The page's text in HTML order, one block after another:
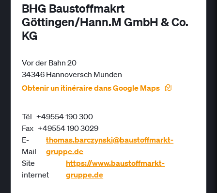
BHG Baustoffmakrt
Göttingen/Hann.M GmbH & Co.
KG
Vor der Bahn 20
34346 Hannoversch Münden
Obtenir un itinéraire dans Google Maps
Tél +49554 190 300
Fax +49554 190 3029
E-
Mail
thomas.barczynski@baustoffmarkt-
gruppe.de
Site
internet
https://www.baustoffmarkt-
gruppe.de